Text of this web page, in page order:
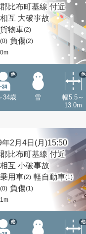
郡比布町基線 付近
互 大破事故
物車(2)
(0) 負傷(2)
34歳
他
雪
幅5.5～
13.0m
他
年2月4日(月)15:50
郡比布町基線 付近
互 小破事故
用車(2) 軽自動車(1)
(0) 負傷(1)
他 他